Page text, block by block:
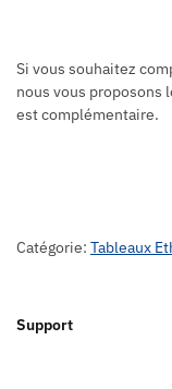
Si vous souhaitez
nous vous proposons
est complémentaire.
Catégorie: Tableaux
Support